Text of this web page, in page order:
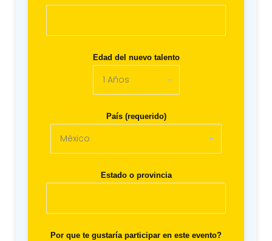
Edad del nuevo talento
País (requerido)
Estado o provincia
Por que te gustaría participar en este evento?